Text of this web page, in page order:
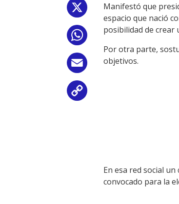
WhatsApp
Email
Manifestó que
espacio que nació
posibilidad de crear
Por otra parte,
objetivos.
En esa red social
convocado para la